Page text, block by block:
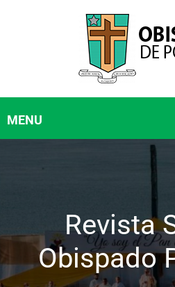
Revista
Obispado